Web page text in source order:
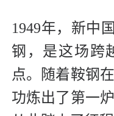
1949年，新中
钢，是这场跨
点。随着鞍钢
功炼出了第一